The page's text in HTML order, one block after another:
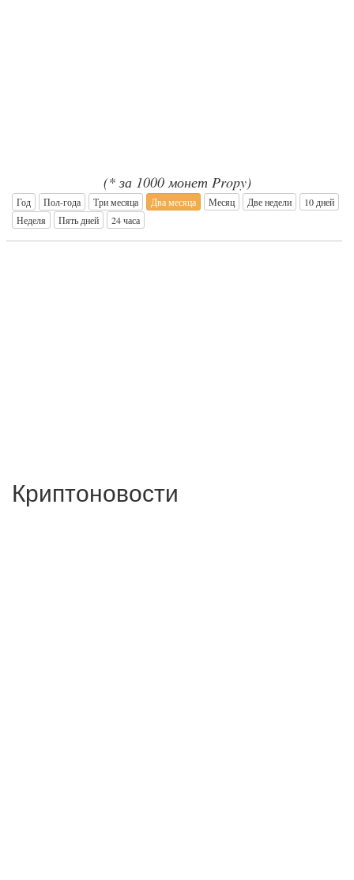
(* за 1000 монет Propy)
Год Пол-года Три месяца Два месяца Месяц Две недели
10 дней
Неделя
Пять дней 24 часа
Криптоновости